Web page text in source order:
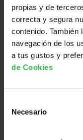
propias y de
correcta y segura
contenido. También
navegación de los
a tus gustos y
de Cookies
Necesario